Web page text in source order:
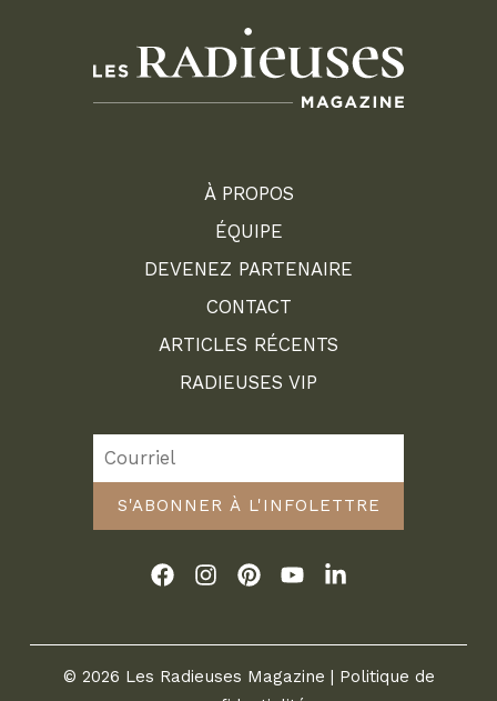
À PROPOS
ÉQUIPE
DEVENEZ PARTENAIRE
CONTACT
ARTICLES RÉCENTS
RADIEUSES VIP
S'ABONNER À L'INFOLETTRE
© 2026 Les Radieuses Magazine | Politique de